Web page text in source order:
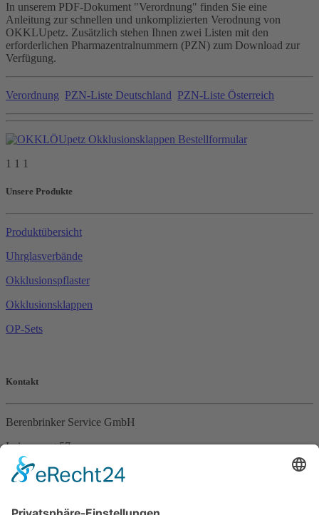
In unserem PDF-Dokument "Verordnung" finden Sie eine
Anleitung zur schnellen und unkomplizierten Verodnung von
OKKLUpetz. Zusätzlich stehen Ihnen zwei Listen mit den
erforderlichen Pharmazentralnummern (PZN) zum Download zur
Verfügung.
Verordnung PZN-Liste Deutschland PZN-Liste Österreich
1 1 1
Unsere Produkte
Produktübersicht
Uhrglasverbände
Okklusionspflaster
Okklusionsklappen
OP-Sets
Kontakt
Berenbrinker Service GmbH
Leinenweg 57
33415 Verl